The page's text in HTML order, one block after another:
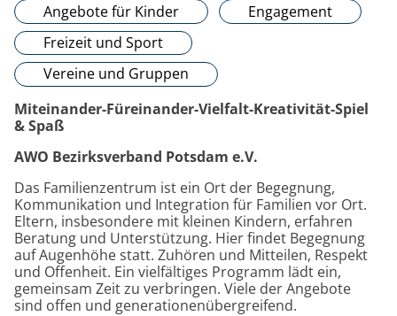
Angebote für Kinder
Engagement
Freizeit und Sport
Vereine und Gruppen
Miteinander-Füreinander-Vielfalt-Kreativität-Spiel
& Spaß
AWO Bezirksverband Potsdam e.V.
Das Familienzentrum ist ein Ort der Begegnung,
Kommunikation und Integration für Familien vor Ort.
Eltern, insbesondere mit kleinen Kindern, erfahren
Beratung und Unterstützung. Hier findet Begegnung
auf Augenhöhe statt. Zuhören und Mitteilen, Respekt
und Offenheit. Ein vielfältiges Programm lädt ein,
gemeinsam Zeit zu verbringen. Viele der Angebote
sind offen und generationenübergreifend.